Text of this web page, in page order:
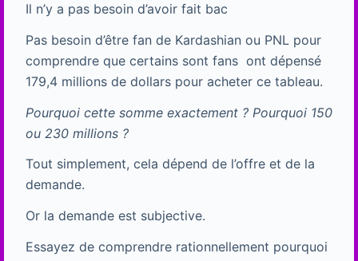
Il n’y a pas besoin d’avoir fait bac
Pas besoin d’être fan de Kardashian ou PNL pour
comprendre que certains sont fans ont dépensé
179,4 millions de dollars pour acheter ce tableau.
Pourquoi cette somme exactement ? Pourquoi 150
ou 230 millions ?
Tout simplement, cela dépend de l’offre et de la
demande.
Or la demande est subjective.
Essayez de comprendre rationnellement pourquoi